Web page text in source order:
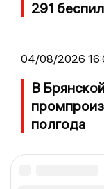
291
04/08/2026
В
полгода